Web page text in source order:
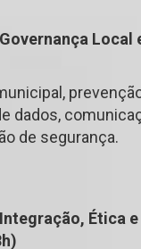
Local
dados,
de segurança.
Ética